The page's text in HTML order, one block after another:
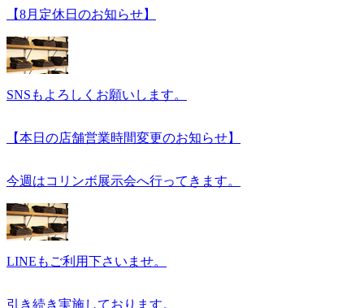
【8月定休日のお知らせ】
SNSもよろしくお願いします。
【本日の店舗営業時間変更のお知らせ】
今週はコリンボ展示会へ行ってきます。
LINEもご利用下さいませ。
引き続き実施しております。